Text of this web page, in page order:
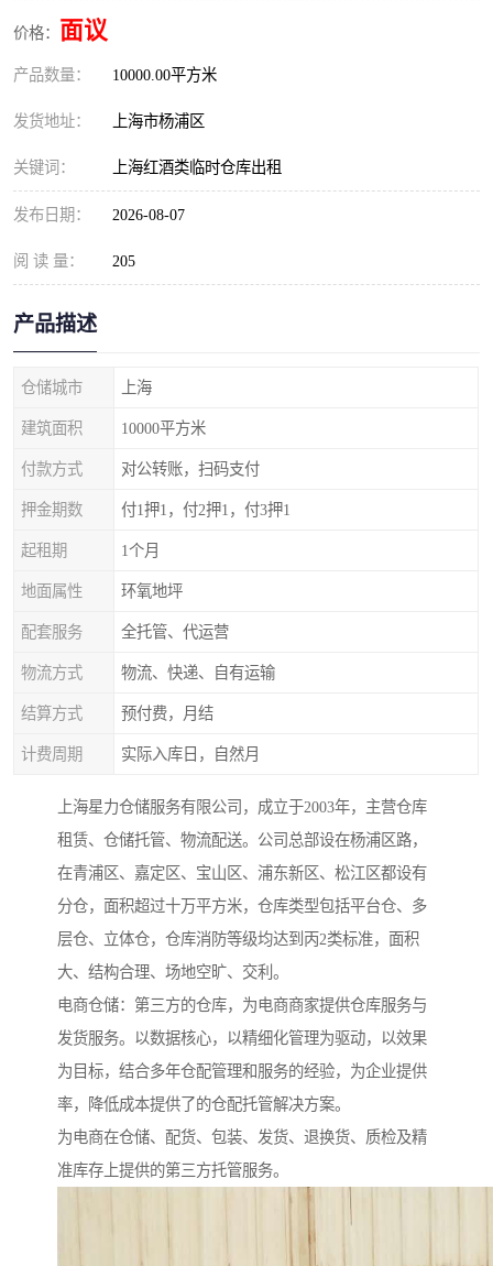
价格： 面议
产品数量： 10000.00平方米
发货地址： 上海市杨浦区
关键词： 上海红酒类临时仓库出租
发布日期： 2026-08-07
阅 读 量： 205
产品描述
仓储城市 上海
建筑面积 10000平方米
付款方式 对公转账，扫码支付
押金期数 付1押1，付2押1，付3押1
起租期 1个月
地面属性 环氧地坪
配套服务 全托管、代运营
物流方式 物流、快递、自有运输
结算方式 预付费，月结
计费周期 实际入库日，自然月
上海星力仓储服务有限公司，成立于2003年，主营仓库
租赁、仓储托管、物流配送。公司总部设在杨浦区路，
在青浦区、嘉定区、宝山区、浦东新区、松江区都设有
分仓，面积超过十万平方米，仓库类型包括平台仓、多
层仓、立体仓，仓库消防等级均达到丙2类标准，面积
大、结构合理、场地空旷、交利。
电商仓储：第三方的仓库，为电商商家提供仓库服务与
发货服务。以数据核心，以精细化管理为驱动，以效果
为目标，结合多年仓配管理和服务的经验，为企业提供
率，降低成本提供了的仓配托管解决方案。
为电商在仓储、配货、包装、发货、退换货、质检及精
准库存上提供的第三方托管服务。